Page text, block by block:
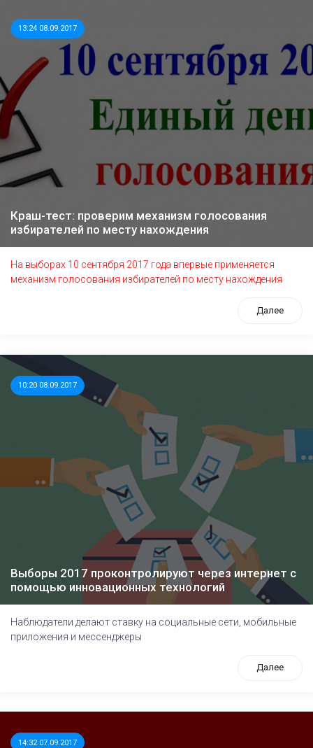
13:24 08.09.2017
Краш-тест: проверим механизм голосования
избирателей по месту нахождения
На выборах 10 сентября 2017 года впервые применяется
механизм голосования избирателей по месту нахождения
Далее
10:20 08.09.2017
Выборы 2017 проконтролируют через интернет с
помощью инновационных технологий
Наблюдатели делают ставку на социальные сети, мобильные
приложения и мессенджеры
Далее
14:32 07.09.2017